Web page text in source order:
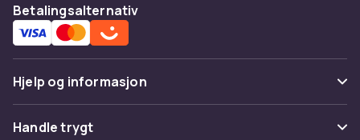
Betalingsalternativ
Hjelp og informasjon
Vanlige spørsmål
Handle trygt